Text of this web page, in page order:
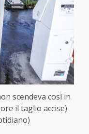
scendeva così in
il taglio accise)